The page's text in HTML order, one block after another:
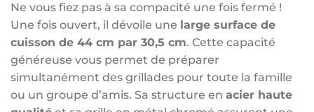
Ne vous fiez pas à sa compacité une fois fermé !
Une fois ouvert, il dévoile une large surface de
cuisson de 44 cm par 30,5 cm. Cette capacité
généreuse vous permet de préparer
simultanément des grillades pour toute la famille
ou un groupe d’amis. Sa structure en acier haute